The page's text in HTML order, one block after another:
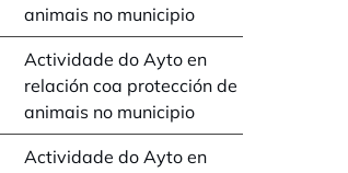
animais no municipio
Actividade do Ayto en
relación coa protección de
animais no municipio
Actividade do Ayto en